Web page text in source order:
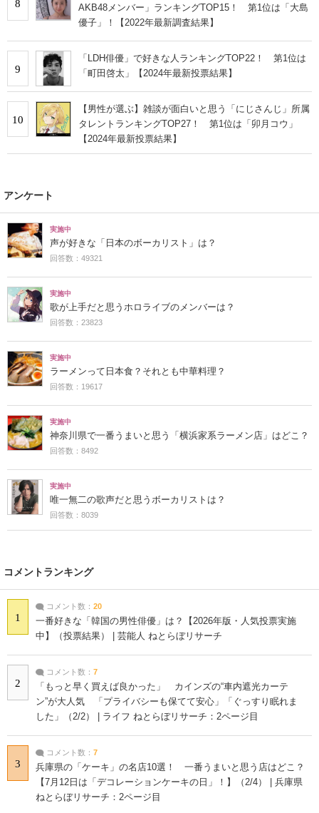
8
AKB48メンバー」ランキングTOP15！ 第1位は「大島
優子」！【2022年最新調査結果】
9
「LDH俳優」で好きな人ランキングTOP22！ 第1位は
「町田啓太」【2024年最新投票結果】
10
【男性が選ぶ】雑談が面白いと思う「にじさんじ」所属
タレントランキングTOP27！ 第1位は「卯月コウ」
【2024年最新投票結果】
アンケート
実施中
声が好きな「日本のボーカリスト」は？
回答数：49321
実施中
歌が上手だと思うホロライブのメンバーは？
回答数：23823
実施中
ラーメンって日本食？それとも中華料理？
回答数：19617
実施中
神奈川県で一番うまいと思う「横浜家系ラーメン店」はどこ？
回答数：8492
実施中
唯一無二の歌声だと思うボーカリストは？
回答数：8039
コメントランキング
1
コメント数： 20
一番好きな「韓国の男性俳優」は？【2026年版・人気投票実施
中】（投票結果） | 芸能人 ねとらぼリサーチ
2
コメント数： 7
「もっと早く買えば良かった」 カインズの“車内遮光カーテ
ン”が大人気 「プライバシーも保てて安心」「ぐっすり眠れま
した」（2/2） | ライフ ねとらぼリサーチ：2ページ目
3
コメント数： 7
兵庫県の「ケーキ」の名店10選！ 一番うまいと思う店はどこ？
【7月12日は「デコレーションケーキの日」！】（2/4） | 兵庫県
ねとらぼリサーチ：2ページ目